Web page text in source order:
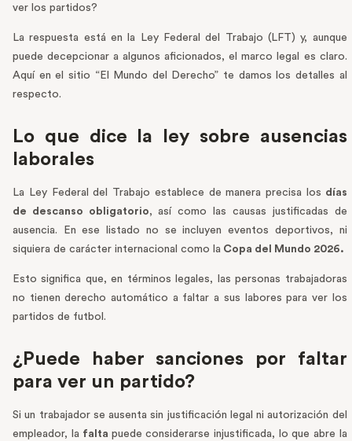
ver los partidos?
La respuesta está en la Ley Federal del Trabajo (LFT) y, aunque
puede decepcionar a algunos aficionados, el marco legal es claro.
Aquí en el sitio “El Mundo del Derecho” te damos los detalles al
respecto.
Lo que dice la ley sobre ausencias
laborales
La Ley Federal del Trabajo establece de manera precisa los días
de descanso obligatorio, así como las causas justificadas de
ausencia. En ese listado no se incluyen eventos deportivos, ni
siquiera de carácter internacional como la Copa del Mundo 2026.
Esto significa que, en términos legales, las personas trabajadoras
no tienen derecho automático a faltar a sus labores para ver los
partidos de futbol.
¿Puede haber sanciones por faltar
para ver un partido?
Si un trabajador se ausenta sin justificación legal ni autorización del
empleador, la falta puede considerarse injustificada, lo que abre la